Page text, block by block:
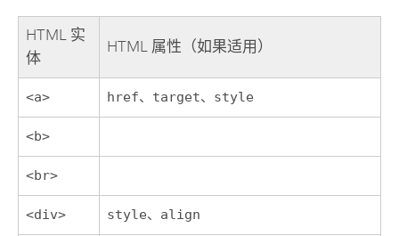
HTML 实
体
HTML 属性（如果适用）
<a> href、target、style
<b>
<br>
<div> style、align